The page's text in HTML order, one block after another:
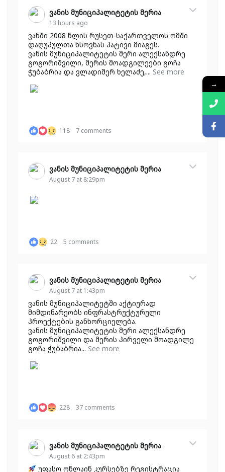
ვანის მუნიციპალიტეტის მერია
13 hours ago
ვანში 2008 წლის რუსეთ-საქართველოს ომში
დაღუპულთა ხსოვნას პატივი მიაგეს.
ვანის მუნიციპალიტეტის მერი ალექსანდრე
გოგორიშვილი, მერის მოადგილეები გოჩა
ჭუბაბრია და ვლადიმერ ხელაძე,... See more
118 7 comments
ვანის მუნიციპალიტეტის მერია
August 7 at 8:29pm
22 5 comments
ვანის მუნიციპალიტეტის მერია
August 7 at 1:43pm
ვანის მუნიციპალიტეტში აქტიურად
მიმდინარეობს ინფრასტრუქტურული
პროექტების განხორციელება.
ვანის მუნიციპალიტეტის მერი ალექსანდრე
გოგორიშვილი და მერის პირველი მოადგილე
გოჩა ჭუბაბრია... See more
228 37 comments
ვანის მუნიციპალიტეტის მერია
August 6 at 2:43pm
უფასო ონლაინ კურსებზე რეგისტრაცია
→